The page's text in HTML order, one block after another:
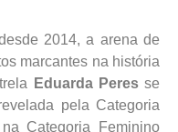
2014, a arena de
marcantes na história
Eduarda Peresse
pela Categoria
Categoria Feminino